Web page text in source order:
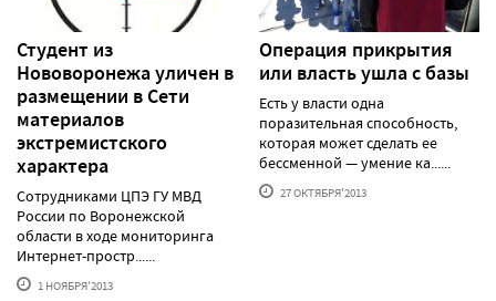
Студент из
Нововоронежа уличен в
размещении в Сети
материалов
экстремистского
характера
Сотрудниками ЦПЭ ГУ МВД
России по Воронежской
области в ходе мониторинга
Интернет-простр......
1 НОЯБРЯ'2013
Операция прикрытия
или власть ушла с базы
Есть у власти одна
поразительная способность,
которая может сделать ее
бессменной — умение ка......
27 ОКТЯБРЯ'2013